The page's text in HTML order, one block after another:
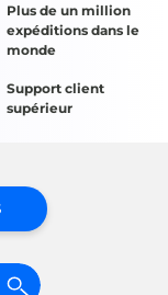
Plus de un million
expéditions dans le
monde
Support client
supérieur